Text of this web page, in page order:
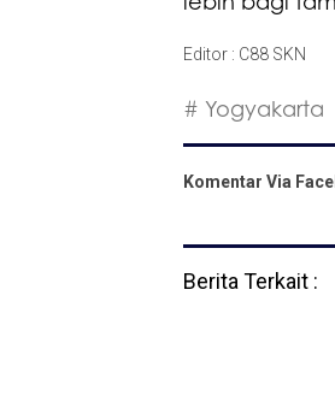
Editor : C88 SKN
# Yogyakarta
Komentar Via
Berita Terkait :